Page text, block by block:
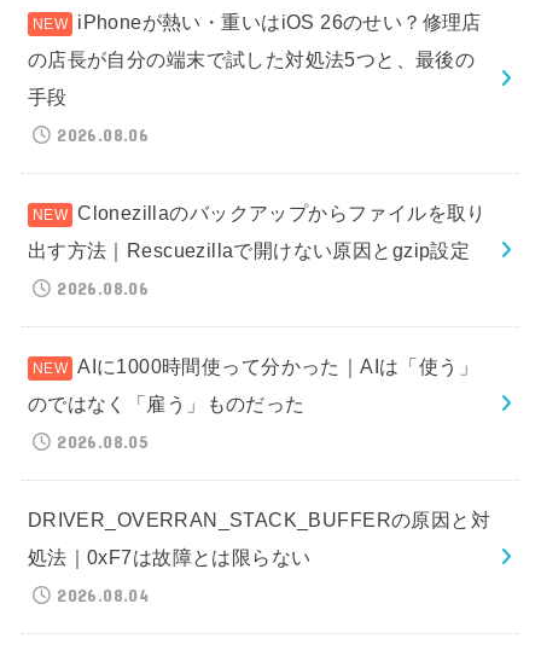
iPhoneが熱い・重いはiOS 26のせい？修理店
の店長が自分の端末で試した対処法5つと、最後の
手段
2026.08.06
Clonezillaのバックアップからファイルを取り
出す方法｜Rescuezillaで開けない原因とgzip設定
2026.08.06
AIに1000時間使って分かった｜AIは「使う」
のではなく「雇う」ものだった
2026.08.05
DRIVER_OVERRAN_STACK_BUFFERの原因と対
処法｜0xF7は故障とは限らない
2026.08.04